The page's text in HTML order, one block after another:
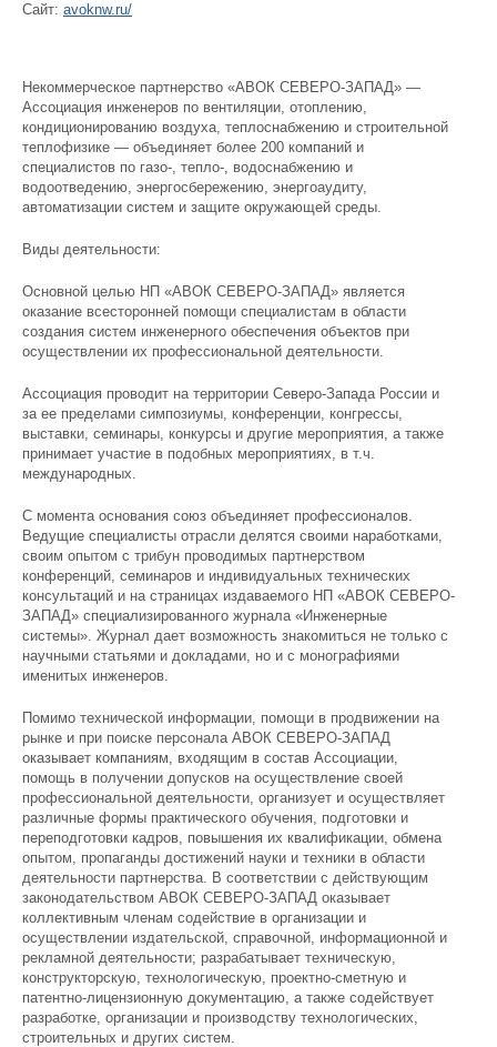
Сайт: avoknw.ru/
Некоммерческое партнерство «АВОК СЕВЕРО-ЗАПАД» —
Ассоциация инженеров по вентиляции, отоплению,
кондиционированию воздуха, теплоснабжению и строительной
теплофизике — объединяет более 200 компаний и
специалистов по газо-, тепло-, водоснабжению и
водоотведению, энергосбережению, энергоаудиту,
автоматизации систем и защите окружающей среды.
Виды деятельности:
Основной целью НП «АВОК СЕВЕРО-ЗАПАД» является
оказание всесторонней помощи специалистам в области
создания систем инженерного обеспечения объектов при
осуществлении их профессиональной деятельности.
Ассоциация проводит на территории Северо-Запада России и
за ее пределами симпозиумы, конференции, конгрессы,
выставки, семинары, конкурсы и другие мероприятия, а также
принимает участие в подобных мероприятиях, в т.ч.
международных.
С момента основания союз объединяет профессионалов.
Ведущие специалисты отрасли делятся своими наработками,
своим опытом с трибун проводимых партнерством
конференций, семинаров и индивидуальных технических
консультаций и на страницах издаваемого НП «АВОК СЕВЕРО-
ЗАПАД» специализированного журнала «Инженерные
системы». Журнал дает возможность знакомиться не только с
научными статьями и докладами, но и с монографиями
именитых инженеров.
Помимо технической информации, помощи в продвижении на
рынке и при поиске персонала АВОК СЕВЕРО-ЗАПАД
оказывает компаниям, входящим в состав Ассоциации,
помощь в получении допусков на осуществление своей
профессиональной деятельности, организует и осуществляет
различные формы практического обучения, подготовки и
переподготовки кадров, повышения их квалификации, обмена
опытом, пропаганды достижений науки и техники в области
деятельности партнерства. В соответствии с действующим
законодательством АВОК СЕВЕРО-ЗАПАД оказывает
коллективным членам содействие в организации и
осуществлении издательской, справочной, информационной и
рекламной деятельности; разрабатывает техническую,
конструкторскую, технологическую, проектно-сметную и
патентно-лицензионную документацию, а также содействует
разработке, организации и производству технологических,
строительных и других систем.